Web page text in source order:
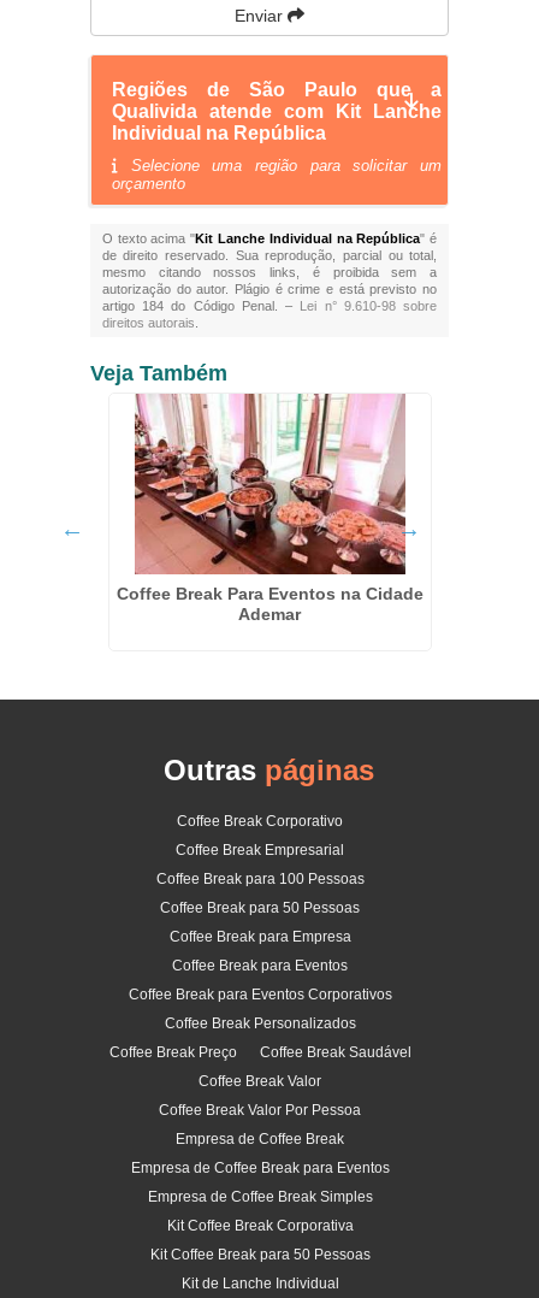
Enviar
Regiões de São Paulo que a
Qualivida atende com Kit Lanche
Individual na República
Selecione uma região para solicitar um
orçamento
O texto acima "Kit Lanche Individual na República" é
de direito reservado. Sua reprodução, parcial ou total,
mesmo citando nossos links, é proibida sem a
autorização do autor. Plágio é crime e está previsto no
artigo 184 do Código Penal. – Lei n° 9.610-98 sobre
direitos autorais
Veja Também
Coffee Break Para Eventos na Cidade
Ademar
Outras páginas
Coffee Break Corporativo
Coffee Break Empresarial
Coffee Break para 100 Pessoas
Coffee Break para 50 Pessoas
Coffee Break para Empresa
Coffee Break para Eventos
Coffee Break para Eventos Corporativos
Coffee Break Personalizados
Coffee Break Preço
Coffee Break Saudável
Coffee Break Valor
Coffee Break Valor Por Pessoa
Empresa de Coffee Break
Empresa de Coffee Break para Eventos
Empresa de Coffee Break Simples
Kit Coffee Break Corporativa
Kit Coffee Break para 50 Pessoas
Kit de Lanche Individual